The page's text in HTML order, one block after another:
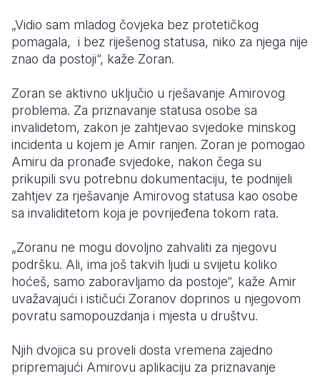
„Vidio sam mladog čovjeka bez protetičkog
pomagala, i bez riješenog statusa, niko za njega nije
znao da postoji“, kaže Zoran.
Zoran se aktivno uključio u rješavanje Amirovog
problema. Za priznavanje statusa osobe sa
invalidetom, zakon je zahtjevao svjedoke minskog
incidenta u kojem je Amir ranjen. Zoran je pomogao
Amiru da pronađe svjedoke, nakon čega su
prikupili svu potrebnu dokumentaciju, te podnijeli
zahtjev za rješavanje Amirovog statusa kao osobe
sa invaliditetom koja je povrijeđena tokom rata.
„Zoranu ne mogu dovoljno zahvaliti za njegovu
podršku. Ali, ima još takvih ljudi u svijetu koliko
hoćeš, samo zaboravljamo da postoje“, kaže Amir
uvažavajući i ističući Zoranov doprinos u njegovom
povratu samopouzdanja i mjesta u društvu.
Njih dvojica su proveli dosta vremena zajedno
pripremajući Amirovu aplikaciju za priznavanje